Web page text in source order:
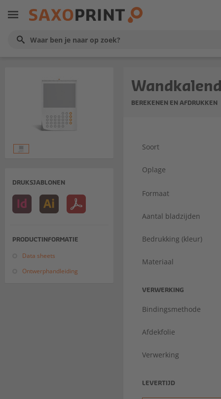
DRUKSJABLONEN
PRODUCTINFORMATIE
Data sheets
Ontwerphandleiding
BEREKENEN EN AFDRUKKEN
Soort
Oplage
Formaat
Aantal bladzijden
Bedrukking (kleur)
Materiaal
VERWERKING
Bindingsmethode
Afdekfolie
Verwerking
LEVERTIJD